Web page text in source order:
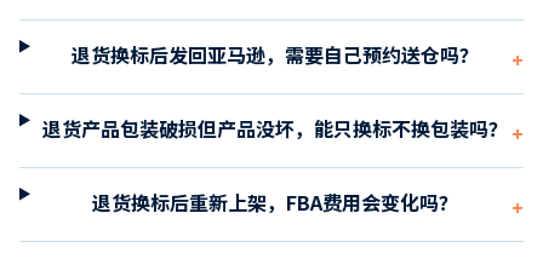
退货换标后发回亚马逊，需要自己预约送仓吗？ +
退货产品包装破损但产品没坏，能只换标不换包装吗？ +
退货换标后重新上架，FBA费用会变化吗？ +